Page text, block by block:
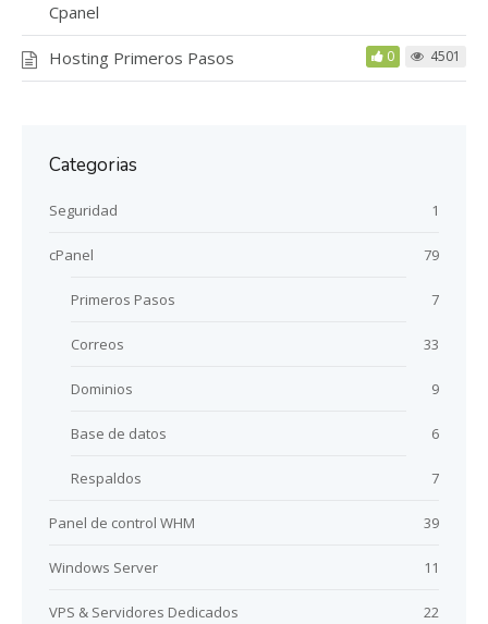
Cpanel
Hosting Primeros Pasos 0 4501
Categorias
Seguridad 1
cPanel 79
Primeros Pasos 7
Correos 33
Dominios 9
Base de datos 6
Respaldos 7
Panel de control WHM 39
Windows Server 11
VPS & Servidores Dedicados 22